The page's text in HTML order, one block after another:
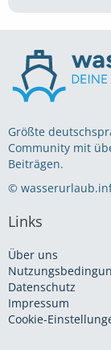
Größte
Community mit
Beiträgen.
©
Links
Über uns
Datenschutz
Impressum
Cookie-